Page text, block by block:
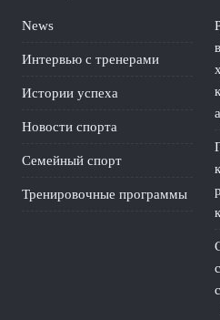
News
Интервью с тренерами
Истории успеха
Новости спорта
Семейный спорт
Тренировочные программы